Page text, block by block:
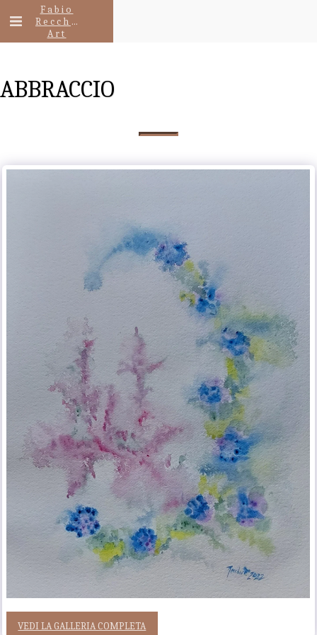
Fabio
Recchia
Art
ABBRACCIO
VEDI LA GALLERIA COMPLETA